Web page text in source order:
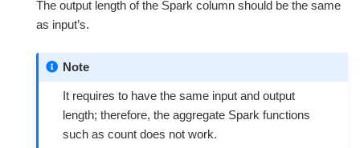
The output length of the Spark column should be the same
as input’s.
Note
It requires to have the same input and output
length; therefore, the aggregate Spark functions
such as count does not work.